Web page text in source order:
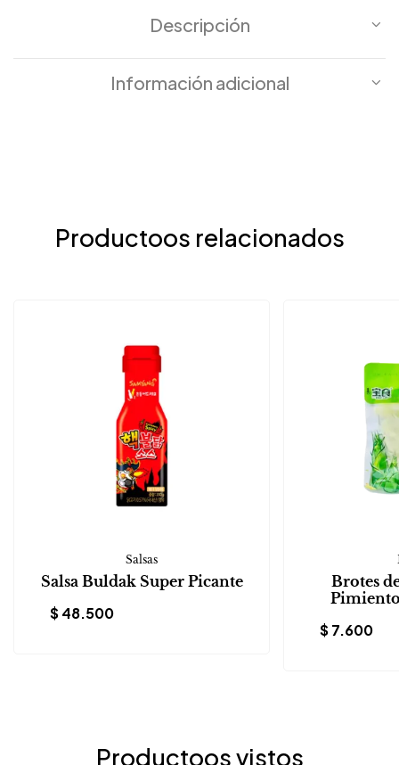
Descripción
Información adicional
Productoos relacionados
Salsas
Salsa Buldak Super Picante
$48.500
Brotes
$7.600
Productoos vistos